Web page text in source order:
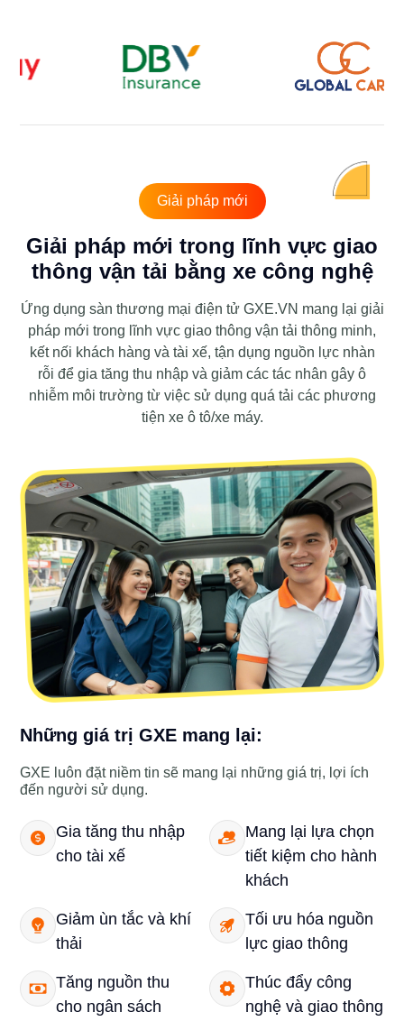
Giải pháp mới
Giải pháp mới trong lĩnh vực giao
thông vận tải bằng xe công nghệ
Ứng dụng sàn thương mại điện tử GXE.VN mang lại giải
pháp mới trong lĩnh vực giao thông vận tải thông minh,
kết nối khách hàng và tài xế, tận dụng nguồn lực nhàn
rỗi để gia tăng thu nhập và giảm các tác nhân gây ô
nhiễm môi trường từ việc sử dụng quá tải các phương
tiện xe ô tô/xe máy.
Những giá trị GXE mang lại:
GXE luôn đặt niềm tin sẽ mang lại những giá trị, lợi ích
đến người sử dụng.
Gia tăng thu nhập
cho tài xế
Mang lại lựa chọn
tiết kiệm cho hành
khách
Giảm ùn tắc và khí
thải
Tối ưu hóa nguồn
lực giao thông
Tăng nguồn thu
cho ngân sách
Thúc đẩy công
nghệ và giao thông